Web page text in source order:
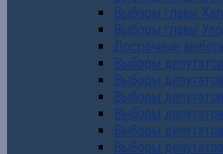
Выборы главы
Выборы главы
Досрочные
Выборы
Выборы
Выборы
Выборы
Выборы
Выборы